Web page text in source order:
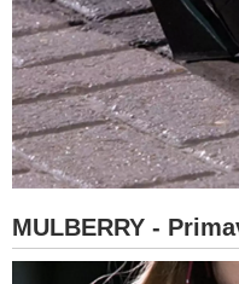
MULBERRY -